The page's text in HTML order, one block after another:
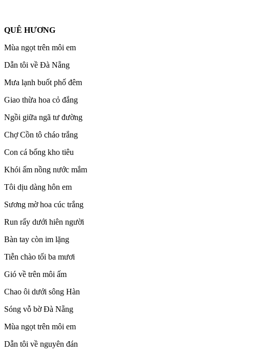
QUÊ HƯƠNG
Mùa ngọt trên môi em
Dẫn tôi về Đà Nẵng
Mưa lạnh buốt phố đêm
Giao thừa hoa cỏ đắng
Ngồi giữa ngã tư đường
Chợ Cồn tô cháo trắng
Con cá bống kho tiêu
Khói ấm nồng nước mắm
Tôi dịu dàng hôn em
Sương mờ hoa cúc trắng
Run rẩy dưới hiên người
Bàn tay còn im lặng
Tiễn chào tối ba mươi
Gió về trên môi ấm
Chao ôi dưới sông Hàn
Sóng vỗ bờ Đà Nẵng
Mùa ngọt trên môi em
Dẫn tôi về nguyên đán